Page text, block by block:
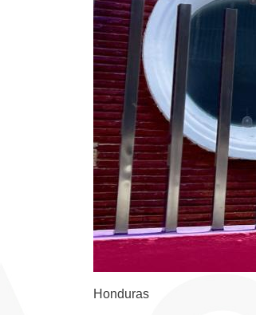
Honduras